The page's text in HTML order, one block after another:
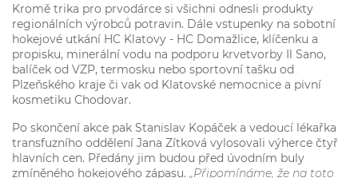
Kromě trika pro prvodárce si všichni odnesli produkty
regionálních výrobců potravin. Dále vstupenky na sobotní
hokejové utkání HC Klatovy - HC Domažlice, klíčenku a
propisku, minerální vodu na podporu krvetvorby Il Sano,
balíček od VZP, termosku nebo sportovní tašku od
Plzeňského kraje či vak od Klatovské nemocnice a pivní
kosmetiku Chodovar.
Po skončení akce pak Stanislav Kopáček a vedoucí lékařka
transfuzního oddělení Jana Zítková vylosovali výherce čtyř
hlavních cen. Předány jim budou před úvodním buly
zmíněného hokejového zápasu. „Připomínáme, že na toto